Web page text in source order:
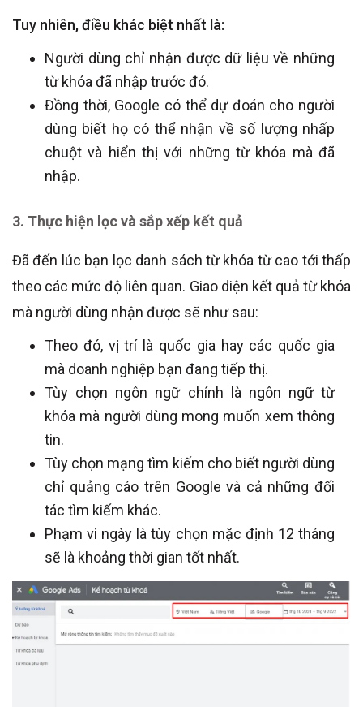
Tuy nhiên, điều khác biệt nhất là:
Người dùng chỉ nhận được dữ liệu về những
từ khóa đã nhập trước đó.
Đồng thời, Google có thể dự đoán cho người
dùng biết họ có thể nhận về số lượng nhấp
chuột và hiển thị với những từ khóa mà đã
nhập.
3. Thực hiện lọc và sắp xếp kết quả
Đã đến lúc bạn lọc danh sách từ khóa từ cao tới thấp
theo các mức độ liên quan. Giao diện kết quả từ khóa
mà người dùng nhận được sẽ như sau:
Theo đó, vị trí là quốc gia hay các quốc gia
mà doanh nghiệp bạn đang tiếp thị.
Tùy chọn ngôn ngữ chính là ngôn ngữ từ
khóa mà người dùng mong muốn xem thông
tin.
Tùy chọn mạng tìm kiếm cho biết người dùng
chỉ quảng cáo trên Google và cả những đối
tác tìm kiếm khác.
Phạm vi ngày là tùy chọn mặc định 12 tháng
sẽ là khoảng thời gian tốt nhất.